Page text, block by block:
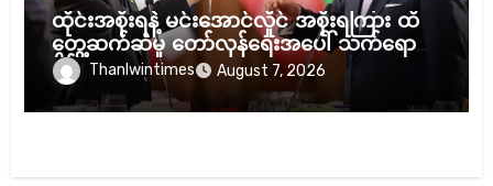
ထိုင်းအစိုးရနဲ့ မင်းအောင်လှိုင် အစိုးရကြား ထိ
တွေ့ဆက်ဆံမှု တော်လှန်ရေးအပေါ် သက်ရောက်
နိုင်လားThanlwintimes August 7, 2026